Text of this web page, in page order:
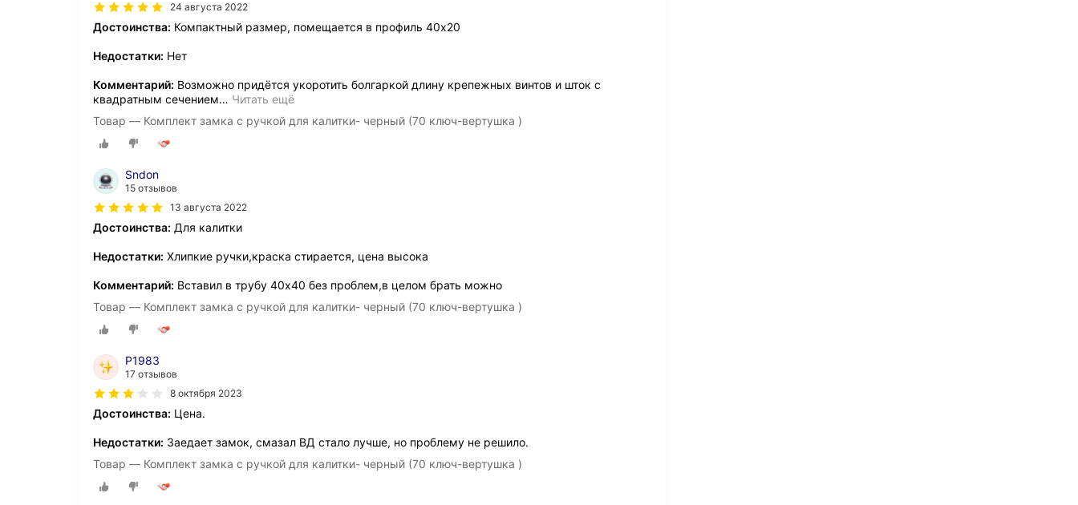
24 августа 2022
Достоинства: Компактный размер, помещается в профиль 40х20
Недостатки: Нет
Комментарий: Возможно придётся укоротить болгаркой длину крепежных винтов и шток с
квадратным сечением… Читать ещё
Товар — Комплект замка с ручкой для калитки- черный (70 ключ-вертушка )
Sndon
15 отзывов
13 августа 2022
Достоинства: Для калитки
Недостатки: Хлипкие ручки,краска стирается, цена высока
Комментарий: Вставил в трубу 40х40 без проблем,в целом брать можно
Товар — Комплект замка с ручкой для калитки- черный (70 ключ-вертушка )
P1983
17 отзывов
8 октября 2023
Достоинства: Цена.
Недостатки: Заедает замок, смазал ВД стало лучше, но проблему не решило.
Товар — Комплект замка с ручкой для калитки- черный (70 ключ-вертушка )